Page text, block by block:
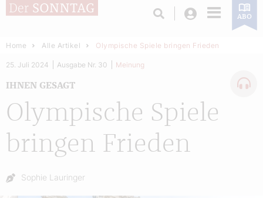
Login ABO
Home Alle Artikel Olympische Spiele bringen Frieden
Olympische Spiele
bringen Frieden
IHNEN GESAGT
25. Juli 2024 Ausgabe Nr. 30 Meinung
Autor:
Sophie Lauringer